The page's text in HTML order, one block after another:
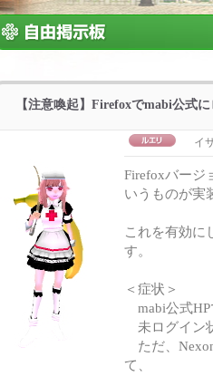
【注意喚起】Firefoxでmabi公式
イ
Firefoxバージ
いうものが実
これを有効に
す。
＜症状＞
mabi公式HP
未ログイン
ただ、
て、